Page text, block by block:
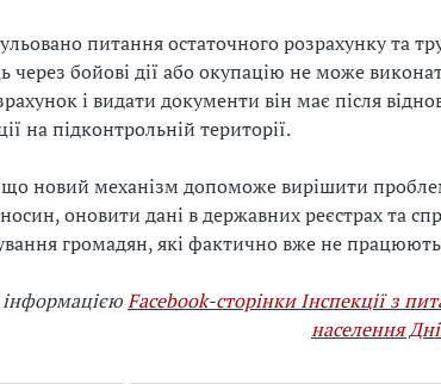
питання остаточного розрахунку та
через бойові дії або окупацію не може
і видати документи він має після
на підконтрольній території.
що новий механізм допоможе вирішити
оновити дані в державних реєстрах та
громадян, які фактично вже не працюють
інформацієюFacebook-сторінки Інспекції з
населення